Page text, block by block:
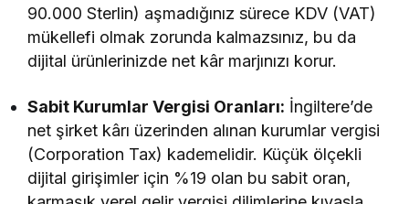
90.000 Sterlin) aşmadığınız sürece KDV (VAT)
mükellefi olmak zorunda kalmazsınız, bu da
dijital ürünlerinizde net kâr marjınızı korur.
Sabit Kurumlar Vergisi Oranları: İngiltere’de
net şirket kârı üzerinden alınan kurumlar vergisi
(Corporation Tax) kademelidir. Küçük ölçekli
dijital girişimler için %19 olan bu sabit oran,